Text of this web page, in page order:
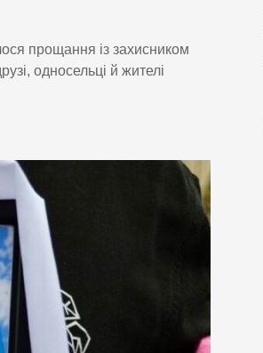
прощання із захисником
односельці й жителі